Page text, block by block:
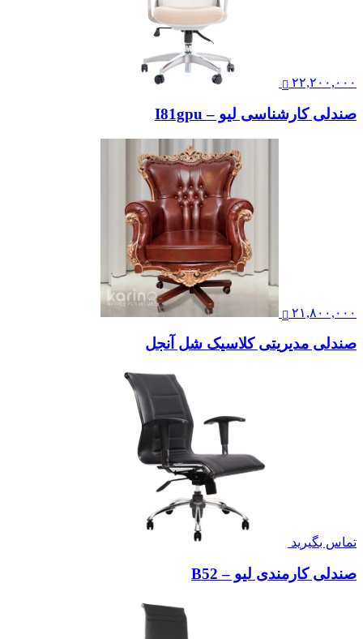
۲۲,۲۰۰,۰۰۰
صندلی کارشناسی لیو – I81gpu
۲۱,۸۰۰,۰۰۰
صندلی مدیریتی کلاسیک شل آنجل
تماس بگیرید
صندلی کارمندی لیو – B52